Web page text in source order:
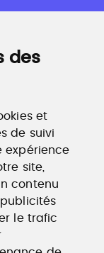
des
et
de suivi
expérience
site,
contenu
le trafic
visites et
aux métiers